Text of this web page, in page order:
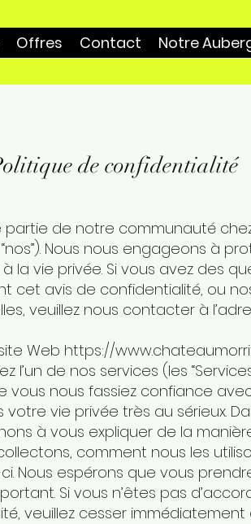
Offres Contact Notre
de confidentialité
partie de notre communauté
“nos”). Nous nous engageons à
la vie privée. Si vous avez des
cet avis de confidentialité, ou
veuillez nous contacter à
Web https://
l’un de nos services (les
vous nous fassiez confiance
votre vie privée très au sérieux.
à vous expliquer de la
comment nous les
Nous espérons que vous
Si vous n’êtes pas
veuillez cesser immédiatement